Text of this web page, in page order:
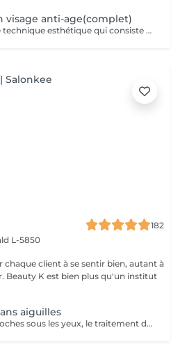
visage anti-age(complet)
La mésothérapie est une technique esthétique qui consiste à injecter de petites quantités de substances actives (vitamines, minéraux, acide hyaluronique, etc.) directement dans les couches superficielles de la peau. Elle est utilisée pour améliorer l'aspect de la peau et stimuler la régénération cellulaire. Les Bienfaits de la Mésothérapie Hydratation intense et rajeunissement cutané Apporte un coup d'éclat immédiat à la peau. Réduit les rides et les ridules en stimulant la production de collagène et d'élastine. Hydrate en profondeur et améliore la texture de la peau. Traite les taches pigmentaires, les cicatrices d'acné et la rosacée. Aide à uniformiser le teint et à réduire les imperfections. Pourquoi Choisir la Mésothérapie ? Traitement peu invasif et pratiquement indolore. Effet naturel et progressif, sans chirurgie ni éviction sociale. Résultats visibles après quelques séances seulement. Un soin idéal pour retrouver une peau éclatante, un corps raffermi et une chevelure en pleine santé !
182
L-5850
chaque client à se sentir bien, autant à
Beauty K est bien plus qu'un institut
aiguilles
Idéal pour les rides, les poches sous les yeux, le traitement de l'acné, le relâchement cutané et la cellulite. La mésothérapie permet de faire pénétrer les principes actifs dans la peau par système intercellulaire.